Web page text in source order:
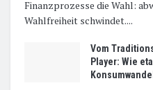
Finanzprozesse die Wahl:
Wahlfreiheit schwindet....
Vom
Player: Wie